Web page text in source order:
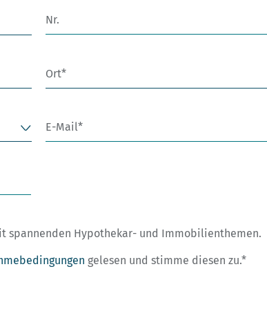
Nr.
Ort
E-Mail
spannenden Hypothekar- und Immobilienthemen.
gelesen und stimme diesen zu.